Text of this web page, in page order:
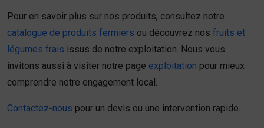
Pour en savoir plus sur nos produits, consultez notre
catalogue de produits fermiers ou découvrez nos fruits et
légumes frais issus de notre exploitation. Nous vous
invitons aussi à visiter notre page exploitation pour mieux
comprendre notre engagement local.
Contactez-nous pour un devis ou une intervention rapide.